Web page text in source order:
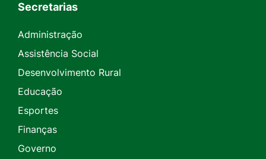
Secretarias
Administração
Assistência Social
Desenvolvimento Rural
Educação
Esportes
Finanças
Governo